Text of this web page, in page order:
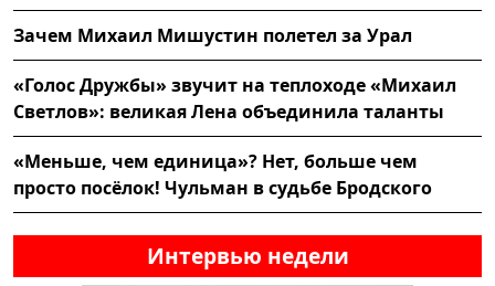
Зачем Михаил Мишустин полетел за Урал
«Голос Дружбы» звучит на теплоходе «Михаил
Светлов»: великая Лена объединила таланты
«Меньше, чем единица»? Нет, больше чем
просто посёлок! Чульман в судьбе Бродского
Интервью недели